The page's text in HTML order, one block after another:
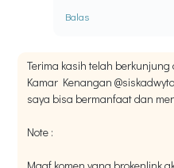
Balas
Terima kasih telah
Kamar Kenangan
saya bisa bermanfaat dan
Note :